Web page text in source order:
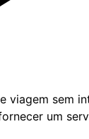
viagem sem
um